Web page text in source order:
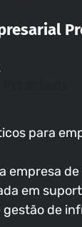
para
empresa
em
gestão de